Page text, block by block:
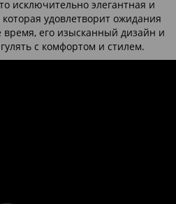
исключительно элегантная и
удовлетворит ожидания
время, его изысканный дизайн и
с комфортом и стилем.